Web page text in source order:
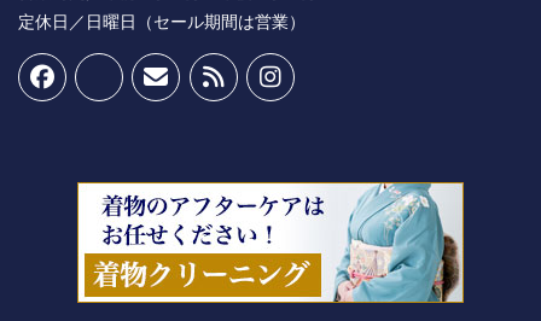
定休日／日曜日（セール期間は営業）